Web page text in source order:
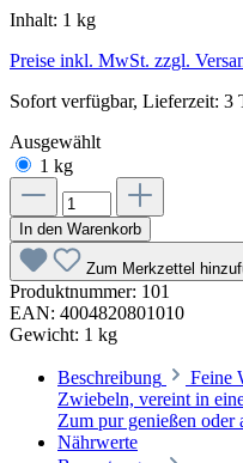
Inhalt: 1 kg
Preise inkl. MwSt. zzgl.
Sofort verfügbar, Lieferzeit: 3
Ausgewählt
1 kg
In den Warenkorb
Zum Merkzettel
Produktnummer: 101
EAN: 4004820801010
Gewicht: 1 kg
Beschreibung
Feine
Zwiebeln, vereint in
Zum pur genießen
Nährwerte